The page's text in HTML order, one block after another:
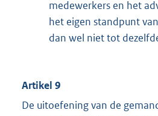
medewerkers en het
het eigen standpunt
dan wel niet tot
Artikel 9
De uitoefening van de